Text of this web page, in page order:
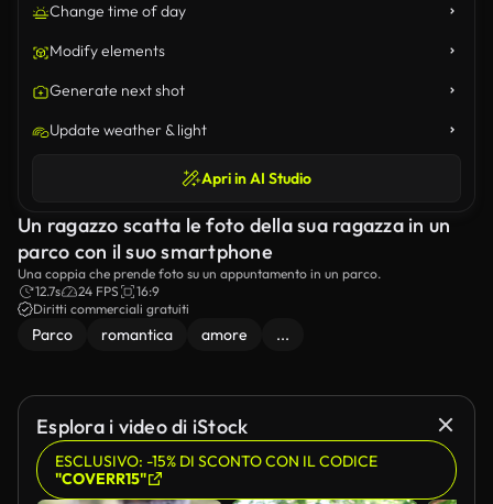
Change time of day
Modify elements
Generate next shot
Update weather & light
Apri in AI Studio
Un ragazzo scatta le foto della sua ragazza in un
parco con il suo smartphone
Una coppia che prende foto su un appuntamento in un parco.
12.7s
24 FPS
16:9
Diritti commerciali gratuiti
Parco romantica amore ...
Esplora i video di iStock
ESCLUSIVO: -15% DI SCONTO CON IL CODICE
"COVERR15"